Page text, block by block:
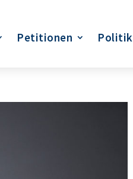
Petitionen Politik